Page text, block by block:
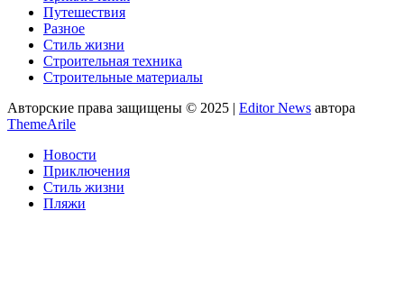
Путешествия
Разное
Стиль жизни
Строительная техника
Строительные материалы
Авторские права защищены © 2025 | Editor News автора
ThemeArile
Новости
Приключения
Стиль жизни
Пляжи